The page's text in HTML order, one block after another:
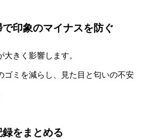
印象のマイナスを防ぐ
きく影響します。
ゴミを減らし、見た目と匂いの不安
をまとめる